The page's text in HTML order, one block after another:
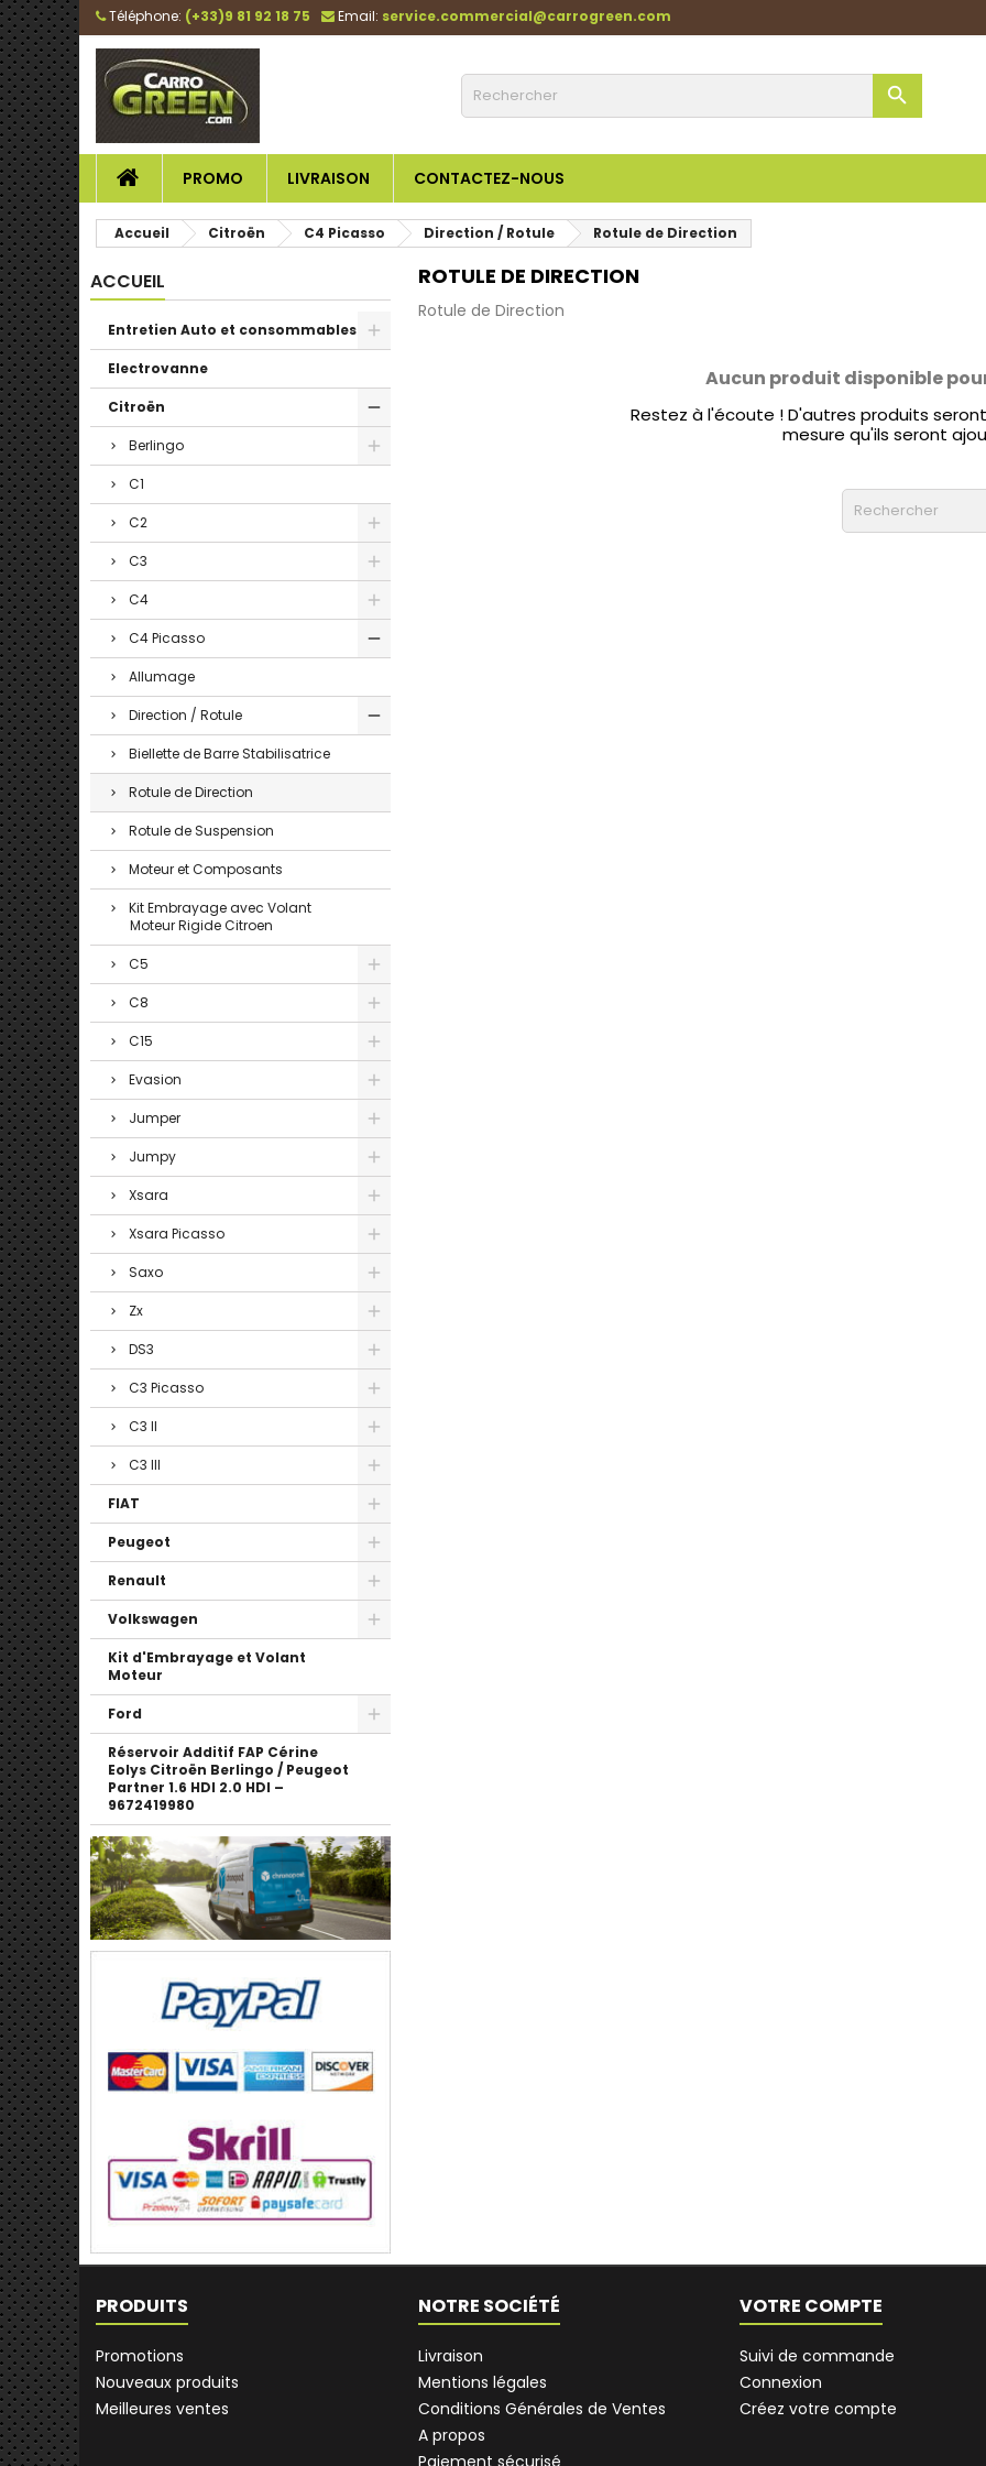
Téléphone: (+33)9 81 92 18 75 Email: service.commercial@carrogreen.com

PROMO LIVRAISON CONTACTEZ-NOUS
Accueil Citroën C4 Picasso Direction / Rotule Rotule de Direction
ACCUEIL
Entretien Auto et consommables
Electrovanne
Citroën
Berlingo
C1
C2
C3
C4
C4 Picasso
Allumage
Direction / Rotule
Biellette de Barre Stabilisatrice
Rotule de Direction
Rotule de Suspension
Moteur et Composants
Kit Embrayage avec Volant
Moteur Rigide Citroen
C5
C8
C15
Evasion
Jumper
Jumpy
Xsara
Xsara Picasso
Saxo
Zx
DS3
C3 Picasso
C3 II
C3 III
FIAT
Peugeot
Renault
Volkswagen
Kit d'Embrayage et Volant
Moteur
Ford
Réservoir Additif FAP Cérine
Eolys Citroën Berlingo / Peugeot
Partner 1.6 HDI 2.0 HDI –
9672419980
ROTULE DE DIRECTION
Rotule de Direction
Aucun produit disponible
Restez à l'écoute ! D'autres produits
mesure qu'ils seront
PRODUITS
Promotions
Nouveaux produits
Meilleures ventes
NOTRE SOCIÉTÉ
Livraison
Mentions légales
Conditions Générales de Ventes
A propos
Paiement sécurisé
VOTRE COMPTE
Suivi de commande
Connexion
Créez votre compte